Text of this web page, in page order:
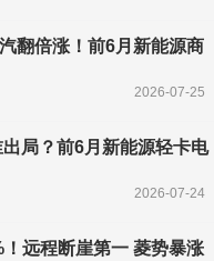
翻倍涨！前6月新能源商
2026-07-25
局？前6月新能源轻卡电
2026-07-24
远程断崖第一 菱势暴涨